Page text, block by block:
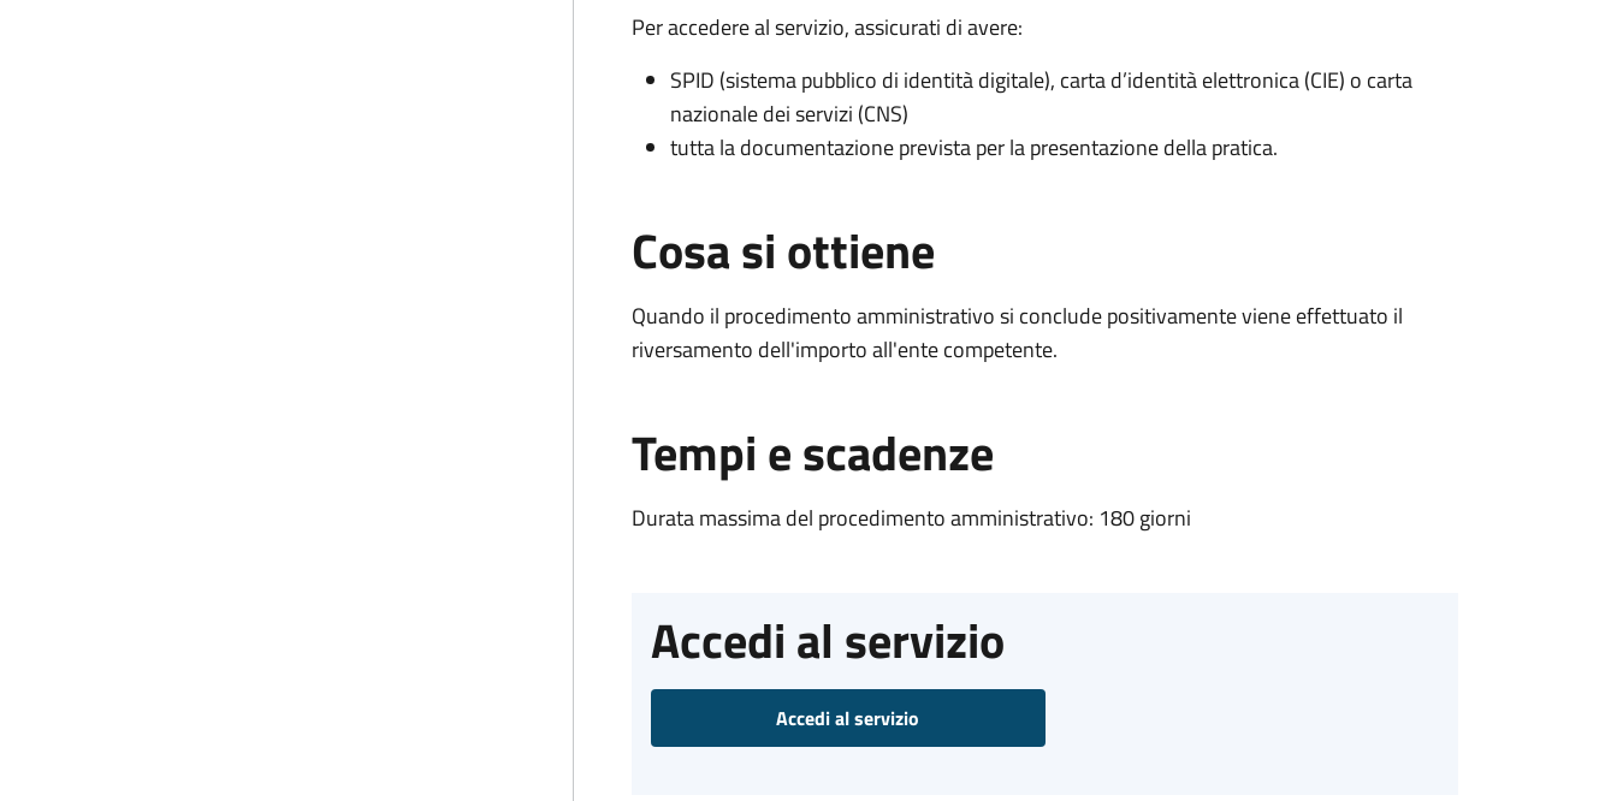
Per accedere al servizio, assicurati di avere:
SPID (sistema pubblico di identità digitale), carta d’identità elettronica (CIE) o carta
nazionale dei servizi (CNS)
tutta la documentazione prevista per la presentazione della pratica.
Cosa si ottiene
Quando il procedimento amministrativo si conclude positivamente viene effettuato il
riversamento dell'importo all'ente competente.
Tempi e scadenze
Durata massima del procedimento amministrativo: 180 giorni
Accedi al servizio
Accedi al servizio